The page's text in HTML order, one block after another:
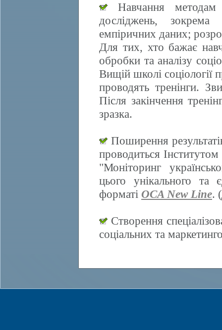
Навчання методам
досліджень, зокрема
емпіричних даних;
Для тих, хто бажає
обробки та аналізу
Вищій школі соціології
проводять тренінги.
Після закінчення
зразка.
Поширення
проводиться Інститутом
"Моніторинг
цього унікального та
форматі OCA New Line. (
Створення
соціальних та